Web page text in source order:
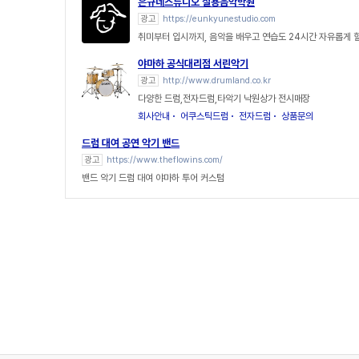
광고 https://eunkyunestudio.com
취미부터 입시까지, 음악을 배우고 연습도 24시간 자유롭게
야마하 공식대리점 서린악기
광고 http://www.drumland.co.kr
다양한 드럼,전자드럼,타악기 낙원상가 전시매장
회사안내
어쿠스틱드럼 전자드럼 상품문의
드럼 대여 공연 악기 밴드
광고 https://www.theflowins.com/
밴드 악기 드럼 대여 야마하 투어 커스텀